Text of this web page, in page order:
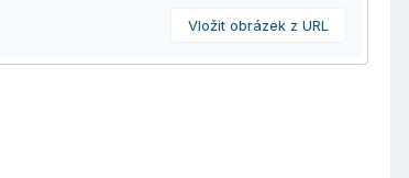
Vložit obrázek z URL